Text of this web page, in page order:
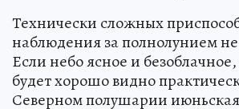
Технически сложных
наблюдения за полнолунием не
Если небо ясное и
будет хорошо видно
Северном полушарии